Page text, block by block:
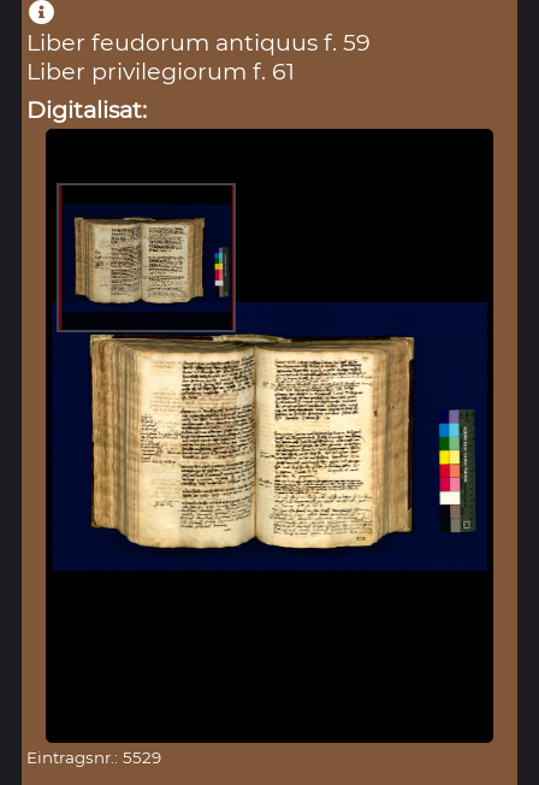
Liber feudorum antiquus f. 59
Liber privilegiorum f. 61
Digitalisat:
Eintragsnr.: 5529